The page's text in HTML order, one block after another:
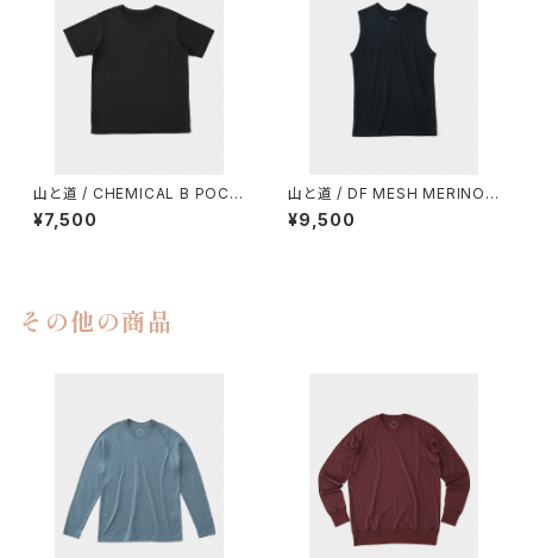
山と道 / CHEMICAL B POCK
ET T-SHIRT（UNISEX）
¥7,500
山と道 / DF MESH MERINO
SLEEVELESS（MEN）
¥9,500
その他の商品